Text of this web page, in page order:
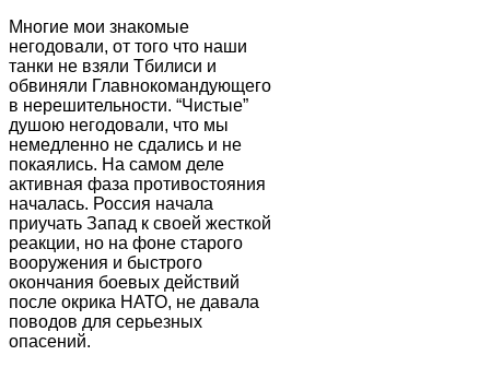
Многие мои знакомые
негодовали, от того что наши
танки не взяли Тбилиси и
обвиняли Главнокомандующего
в нерешительности. “Чистые”
душою негодовали, что мы
немедленно не сдались и не
покаялись. На самом деле
активная фаза противостояния
началась. Россия начала
приучать Запад к своей жесткой
реакции, но на фоне старого
вооружения и быстрого
окончания боевых действий
после окрика НАТО, не давала
поводов для серьезных
опасений.